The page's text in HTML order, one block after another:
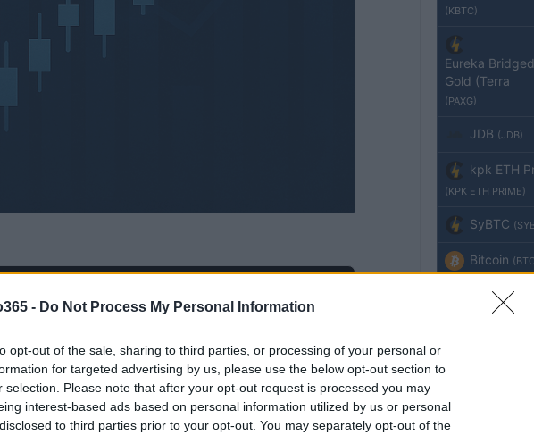
- Do Not Process My Personal Information
opt-out of the sale, sharing to third parties, or processing of your personal or
for targeted advertising by us, please use the below opt-out section to
selection. Please note that after your opt-out request is processed you may
interest-based ads based on personal information utilized by us or personal
to third parties prior to your opt-out. You may separately opt-out of the
POWERED BY AdhubMedia
(KBTC)
Eureka
Gold (Terra
(PAXG)
JDB (JDB)
kpk ETH
(KPK ETH PRIME)
SyBTC
Bitcoin
Ethereum
kpk ETH